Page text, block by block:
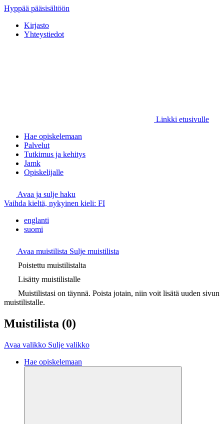
Hyppää pääsisältöön
Kirjasto
Yhteystiedot
Linkki etusivulle
Hae opiskelemaan
Palvelut
Tutkimus ja kehitys
Jamk
Opiskelijalle
Avaa ja sulje haku
Vaihda kieltä, nykyinen kieli: FI
englanti
suomi
Avaa muistilista Sulje muistilista
Poistettu muistilistalta
Lisätty muistilistalle
Muistilistasi on täynnä. Poista jotain, niin voit lisätä uuden sivun
muistilistalle.
Muistilista (0)
Avaa valikko Sulje valikko
Hae opiskelemaan